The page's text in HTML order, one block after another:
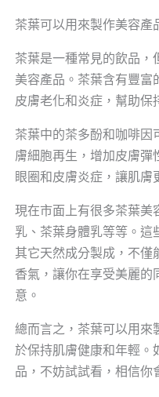
茶葉可以用來製作美容產
茶葉是一種常見的飲品
美容產品。茶葉含有豐富
皮膚老化和炎症，幫助保
茶葉中的茶多酚和咖啡因
膚細胞再生，增加皮膚彈
眼圈和皮膚炎症，讓肌膚
現在市面上有很多茶葉美
乳、茶葉身體乳等等。
其它天然成分製成，不僅
香氣，讓你在享受美麗
意。
總而言之，茶葉可以用來
於保持肌膚健康和年輕。
品，不妨試試看，相信你